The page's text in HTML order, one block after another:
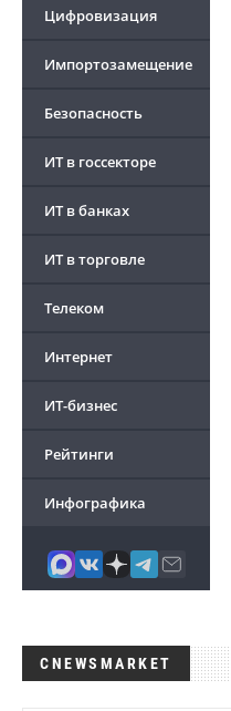
Цифровизация
Импортозамещение
Безопасность
ИТ в госсекторе
ИТ в банках
ИТ в торговле
Телеком
Интернет
ИТ-бизнес
Рейтинги
Инфографика
CNEWSMARKET